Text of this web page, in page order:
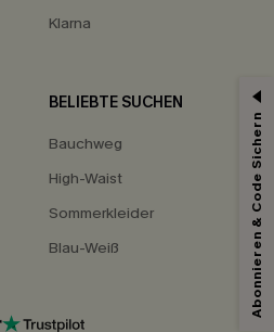
Klarna
BELIEBTE SUCHEN
Bauchweg
High-Waist
Sommerkleider
Blau-Weiß
E-Mail-Abonnenten.
Jeder Code ist einmal gültig.
. Sie können sich jederzeit abmelden.
Abonnieren & Code Sichern